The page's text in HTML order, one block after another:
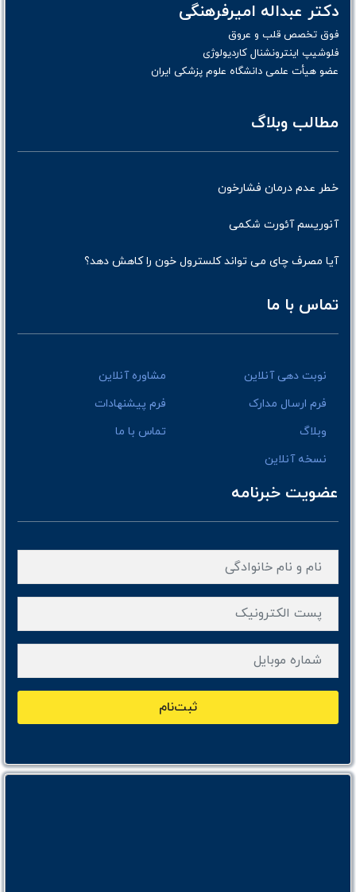
دکتر عبداله امیرفرهنگی
فوق تخصص قلب و عروق
فلوشیپ اینترونشنال کاردیولوژی
عضو هیأت علمی دانشگاه علوم پزشکی ایران
مطالب وبلاگ
خطر عدم درمان فشارخون
آنوریسم آئورت شکمی
آیا مصرف چای می تواند کلسترول خون را کاهش دهد؟
تماس با ما
نوبت دهی آنلاین
مشاوره آنلاین
فرم ارسال مدارک
فرم پیشنهادات
وبلاگ
تماس با ما
نسخه آنلاین
عضویت خبرنامه
ثبت‌نام